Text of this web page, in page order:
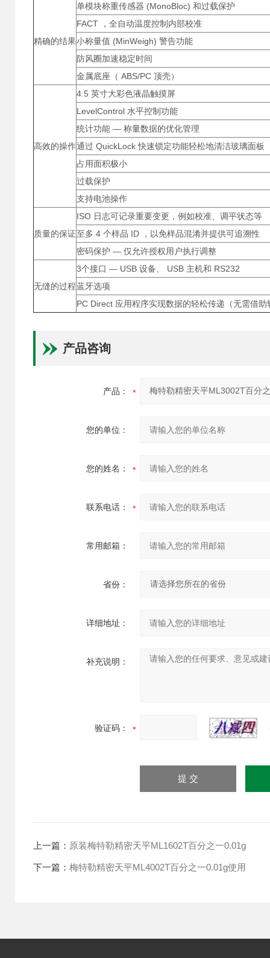
精确的结果
单模块称重传感器 (MonoBloc) 和过载保护
FACT ，全自动温度控制内部校准
小称量值 (MinWeigh) 警告功能
防风圈加速稳定时间
金属底座（ ABS/PC 顶壳）
高效的操作
4.5 英寸大彩色液晶触摸屏
LevelControl 水平控制功能
统计功能 — 称量数据的优化管理
通过 QuickLock 快速锁定功能轻松地清洁玻璃面板
占用面积极小
过载保护
支持电池操作
质量的保证
ISO 日志可记录重要变更，例如校准、调平状态等
至多 4 个样品 ID ，以免样品混淆并提供可追溯性
密码保护 — 仅允许授权用户执行调整
无缝的过程
3个接口 — USB 设备、 USB 主机和 RS232
蓝牙选项
PC Direct 应用程序实现数据的轻松传递（无需借助
产品咨询
产品：
您的单位：
您的姓名：
联系电话：
常用邮箱：
省份：
详细地址：
补充说明：
验证码：
上一篇： 原装梅特勒精密天平ML1602T百分之一0.01g
下一篇： 梅特勒精密天平ML4002T百分之一0.01g使用